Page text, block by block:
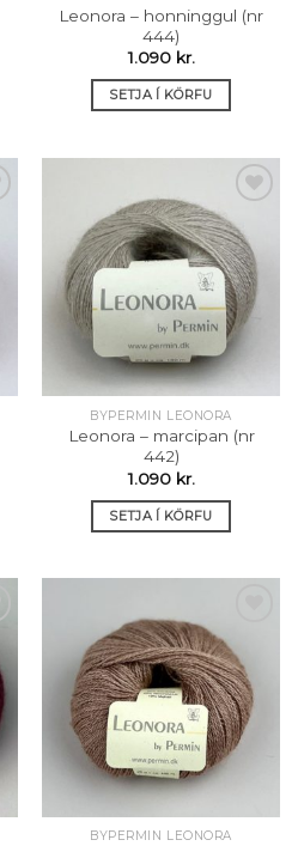
Leonora – honninggul (nr
444)
1.090 kr.
SETJA Í KÖRFU
Setja á
óskalista
BYPERMIN LEONORA
Leonora – marcipan (nr
442)
1.090 kr.
SETJA Í KÖRFU
Setja á
óskalista
BYPERMIN LEONORA